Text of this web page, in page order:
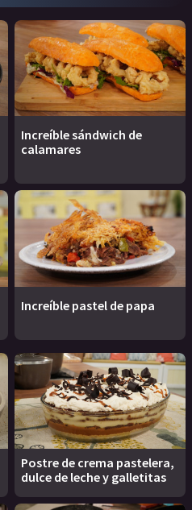
Increíble sándwich de
calamares
Increíble pastel de papa
Postre de crema pastelera,
dulce de leche y galletitas